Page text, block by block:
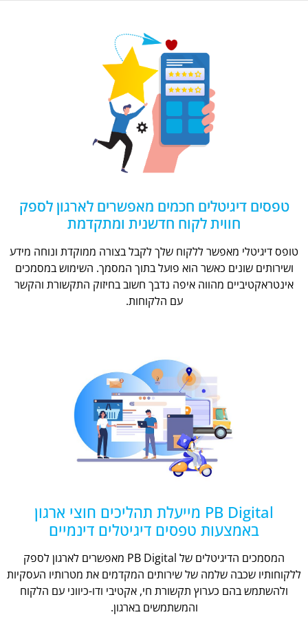
טפסים דיגיטלים חכמים מאפשרים לארגון לספק
חווית לקוח חדשנית ומתקדמת
טופס דיגיטלי מאפשר ללקוח שלך לקבל בצורה ממוקדת ונוחה מידע
ושירותים שונים כאשר הוא פועל בתוך המסמך. השימוש במסמכים
אינטראקטיביים מהווה איפה נדבך חשוב בחיזוק התקשורת והקשר
עם הלקוחות.
PB Digital מייעלת תהליכים חוצי ארגון
באמצעות טפסים דיגיטלים דינמיים
המסמכים הדיגיטלים של PB Digital מאפשרים לארגון לספק
ללקוחותיו שכבה שלמה של שירותים המקדמים את מטרותיו העסקיות
ולהשתמש בהם כערוץ תקשורת חי, אקטיבי ודו-כיווני עם הלקוח
והמשתמשים בארגון.